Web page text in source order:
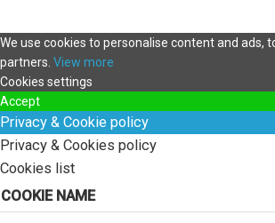
We use cookies to personalise content and
partners. View more
Cookies settings
Accept
Privacy & Cookie policy
Privacy & Cookies policy
Cookies list
COOKIE NAME